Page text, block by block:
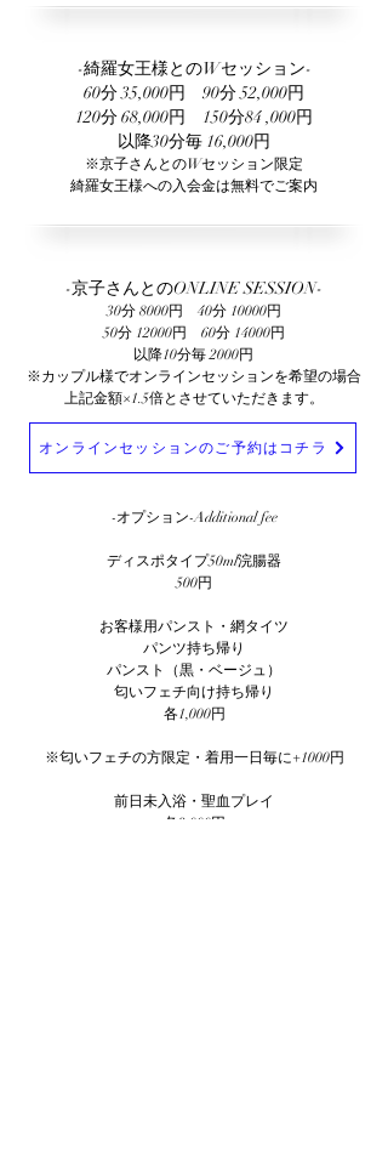
-綺羅女王様とのWセッション-
60分 35,000円 90分 52,000円
120分 68,000円 150分84 ,000円
​以降30分毎 16,000円
※京子さんとのWセッション限定
綺羅女王様への入会金は無料でご案内
-京子さんとのONLINE SESSION-
30分 8000円 40分 10000円
50分 12000円 60分 14000円
以降10分毎 2000円
※カップル様でオンラインセッションを希望の場合
上記金額×1.5倍とさせていただきます。
オンラインセッションのご予約はコチラ
-オプション-Additional fee
ディスポタイプ50ml浣腸器
500円
お客様用パンスト・網タイツ
パンツ持ち帰り
パンスト（黒・ベージュ）
匂いフェチ向け持ち帰り​
各1,000円​
※匂いフェチの方限定・着用一日毎に+1000円
前日未入浴・聖血プレイ
各3,000円